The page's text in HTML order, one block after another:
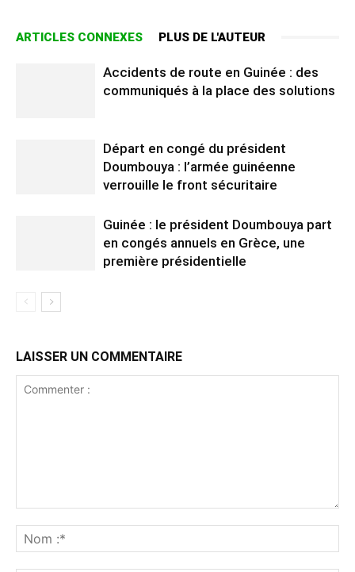
ARTICLES CONNEXES PLUS DE L'AUTEUR
Accidents de route en Guinée : des
communiqués à la place des solutions
Départ en congé du président
Doumbouya : l’armée guinéenne
verrouille le front sécuritaire
Guinée : le président Doumbouya part
en congés annuels en Grèce, une
première présidentielle
LAISSER UN COMMENTAIRE